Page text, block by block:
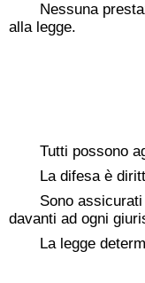
Nessuna
alla legge.
Tutti possono
La difesa è
Sono
davanti ad ogni
La legge